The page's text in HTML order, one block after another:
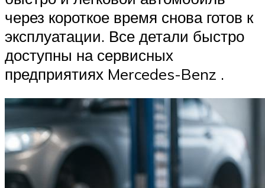
через короткое время снова готов к
эксплуатации. Все детали быстро
доступны на сервисных
предприятиях Mercedes-Benz .